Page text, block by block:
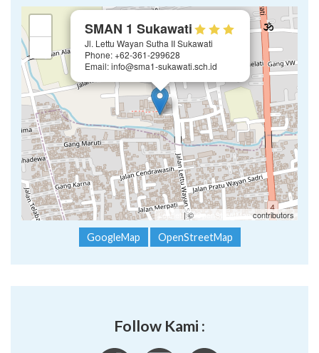
SMAN 1 Sukawati
Jl. Lettu Wayan Sutha II Sukawati
Phone: +62-361-299628
Email: info@sma1-sukawati.sch.id
Leaflet | ©OpenStreetMap contributors
GoogleMap OpenStreetMap
Follow Kami :